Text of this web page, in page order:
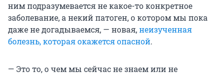
ним подразумевается не какое-то конкретное
заболевание, а некий патоген, о котором мы пока
даже не догадываемся, — новая,неизученная
болезнь, которая окажется опасной.
— Это то, о чем мы сейчас не знаем или не